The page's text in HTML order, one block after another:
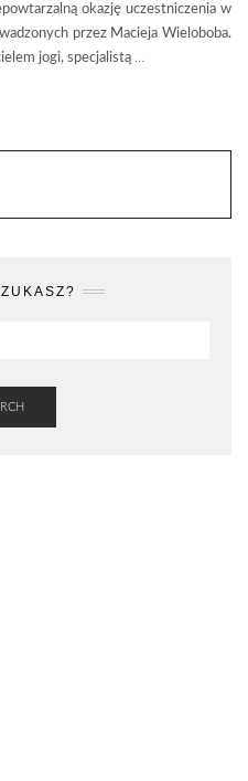
okazję uczestniczenia w
przez Macieja Wieloboba.
jogi, specjalistą …